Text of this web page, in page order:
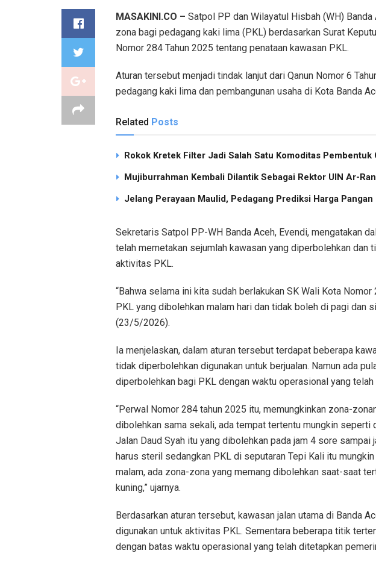
MASAKINI.CO – Satpol PP dan Wilayatul Hisbah (WH)
zona bagi pedagang kaki lima (PKL) berdasarkan Surat
Nomor 284 Tahun 2025 tentang penataan kawasan PKL.
Aturan tersebut menjadi tindak lanjut dari Qanun Nomor 6
pedagang kaki lima dan pembangunan usaha di Kota Banda
Related Posts
Rokok Kretek Filter Jadi Salah Satu Komoditas Pembentuk
Mujiburrahman Kembali Dilantik Sebagai Rektor UIN Ar-
Jelang Perayaan Maulid, Pedagang Prediksi Harga Pangan
Sekretaris Satpol PP-WH Banda Aceh, Evendi, mengatakan
telah memetakan sejumlah kawasan yang diperbolehkan dan
aktivitas PKL.
“Bahwa selama ini kita sudah berlakukan SK Wali Kota
PKL yang dibolehkan malam hari dan tidak boleh di pagi dan
(23/5/2026).
Ia menjelaskan, dalam aturan tersebut terdapat beberapa
tidak diperbolehkan digunakan untuk berjualan. Namun ada
diperbolehkan bagi PKL dengan waktu operasional yang telah
“Perwal Nomor 284 tahun 2025 itu, memungkinkan zona-
dibolehkan sama sekali, ada tempat tertentu mungkin seperti
Jalan Daud Syah itu yang dibolehkan pada jam 4 sore sampai
harus steril sedangkan PKL di seputaran Tepi Kali itu
malam, ada zona-zona yang memang dibolehkan saat-saat
kuning,” ujarnya.
Berdasarkan aturan tersebut, kawasan jalan utama di Banda
digunakan untuk aktivitas PKL. Sementara beberapa titik
dengan batas waktu operasional yang telah ditetapkan